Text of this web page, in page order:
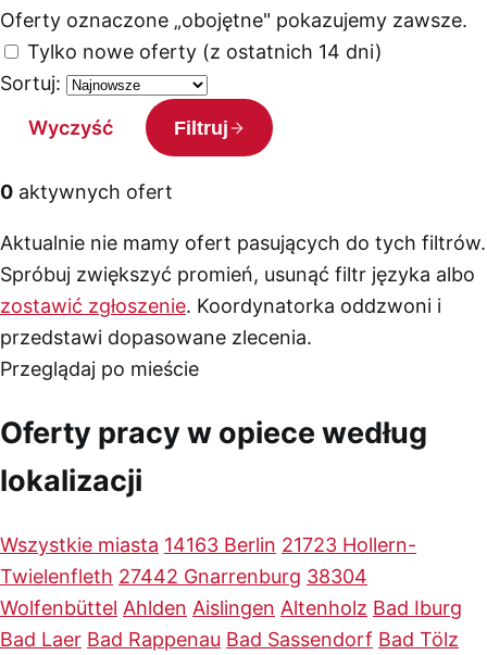
Oferty oznaczone „obojętne" pokazujemy zawsze.
Tylko nowe oferty (z ostatnich 14 dni)
Sortuj:
Wyczyść
Filtruj
0 aktywnych ofert
Aktualnie nie mamy ofert pasujących do tych filtrów.
Spróbuj zwiększyć promień, usunąć filtr języka albo
zostawić zgłoszenie. Koordynatorka oddzwoni i
przedstawi dopasowane zlecenia.
Przeglądaj po mieście
Oferty pracy w opiece według
lokalizacji
Wszystkie miasta 14163 Berlin 21723 Hollern-
Twielenfleth 27442 Gnarrenburg 38304
Wolfenbüttel Ahlden Aislingen Altenholz Bad Iburg
Bad Laer Bad Rappenau Bad Sassendorf Bad Tölz